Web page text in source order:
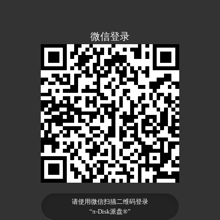
微信登录
请使用微信扫描二维码登录
“π-Disk派盘®”